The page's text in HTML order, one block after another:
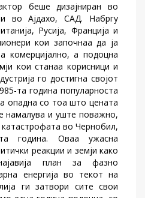
беше дизајниран во
во Ајдахо, САД. Набргу
Русија, Франција и
кои започнаа да ја
комерцијално, а подоцна
кои станаа корисници и
го достигна својот
та година популарноста
опадна со тоа што цената
намалува и уште поважно,
во Чернобил,
година. Оваа ужасна
реакции и земји како
план за фазно
енергија во текот на
ги затвори сите свои